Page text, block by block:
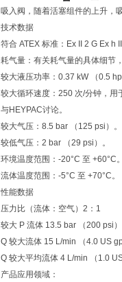
吸入阀，随着活塞组件的上升，
技术数据
符合 ATEX 标准：Ex II 2 G Ex h
耗气量：有关耗气量的具体细节
较大液压功率：0.37 kW （0.5
较大循环速度：250 次/分钟，用
与HEYPAC讨论。
较大气压：8.5 bar （125 psi）。
较低气压：2 bar （29 psi）。
环境温度范围：-20°C 至 +60°C
流体温度范围：-5°C 至 +70°C
性能数据
压力比（流体：空气）2：1
较大 P 流体 13.5 bar （200 psi）
Q 较大流体 15 L/min （4.0 US
Q 较大平均流体 4 L/min （1.0
产品应用领域：